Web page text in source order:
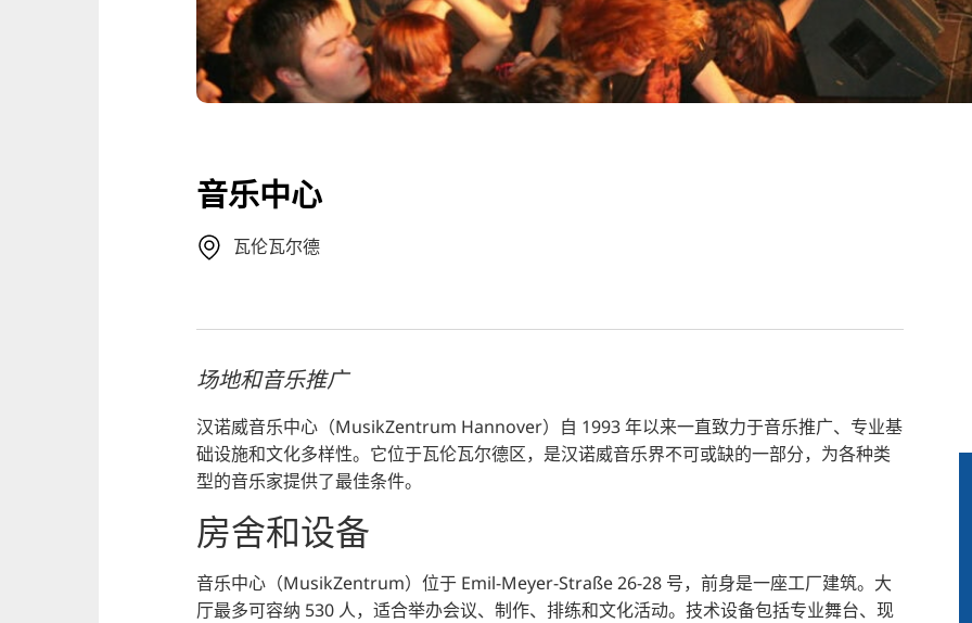
音乐中心
瓦伦瓦尔德
场地和音乐推广
汉诺威音乐中心（MusikZentrum Hannover）自 1993 年以来一直致力于音乐推广、专业基
础设施和文化多样性。它位于瓦伦瓦尔德区，是汉诺威音乐界不可或缺的一部分，为各种类
型的音乐家提供了最佳条件。
房舍和设备
音乐中心（MusikZentrum）位于 Emil-Meyer-Straße 26-28 号，前身是一座工厂建筑。大
厅最多可容纳 530 人，适合举办会议、制作、排练和文化活动。技术设备包括专业舞台、现